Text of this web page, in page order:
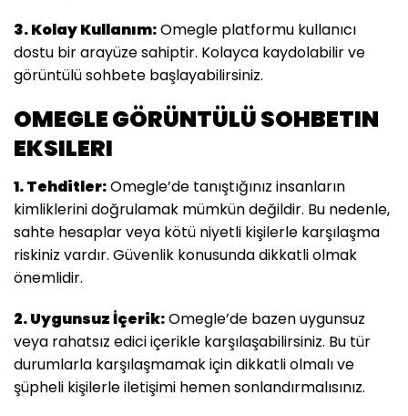
3. Kolay Kullanım:Omegle platformu kullanıcı
dostu bir arayüze sahiptir. Kolayca kaydolabilir ve
görüntülü sohbete başlayabilirsiniz.
OMEGLE GÖRÜNTÜLÜ SOHBETIN
EKSILERI
1. Tehditler:Omegle’de tanıştığınız insanların
kimliklerini doğrulamak mümkün değildir. Bu nedenle,
sahte hesaplar veya kötü niyetli kişilerle karşılaşma
riskiniz vardır. Güvenlik konusunda dikkatli olmak
önemlidir.
2. Uygunsuz İçerik:Omegle’de bazen uygunsuz
veya rahatsız edici içerikle karşılaşabilirsiniz. Bu tür
durumlarla karşılaşmamak için dikkatli olmalı ve
şüpheli kişilerle iletişimi hemen sonlandırmalısınız.